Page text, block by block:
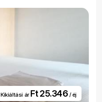
Kikiáltási ár Ft 25.346 / éj